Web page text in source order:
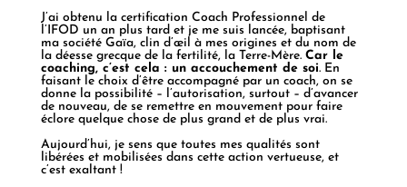
J’ai obtenu la certification Coach Professionnel de
l’IFOD un an plus tard et je me suis lancée, baptisant
ma société Gaïa, clin d’œil à mes origines et du nom de
la déesse grecque de la fertilité, la Terre-Mère. Car le
coaching, c’est cela : un accouchement de soi. En
faisant le choix d’être accompagné par un coach, on se
donne la possibilité – l’autorisation, surtout – d’avancer
de nouveau, de se remettre en mouvement pour faire
éclore quelque chose de plus grand et de plus vrai.
Aujourd’hui, je sens que toutes mes qualités sont
libérées et mobilisées dans cette action vertueuse, et
c’est exaltant !